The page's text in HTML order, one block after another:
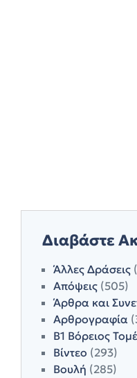
Διαβάστε
Άλλες Δράσεις
Απόψεις (505)
Άρθρα και
Αρθρογραφία
Β1 Βόρειος
Βίντεο (293)
Βουλή (285)